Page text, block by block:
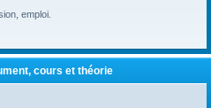
emploi.
cours et théorie